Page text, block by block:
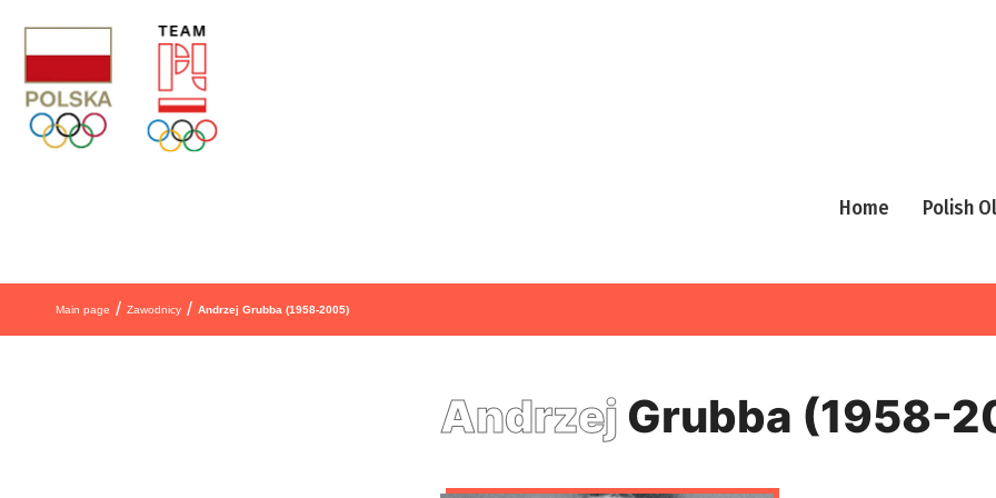
Home Polish
Main page / Zawodnicy / Andrzej Grubba (1958-2005)
Andrzej Grubba (1958-